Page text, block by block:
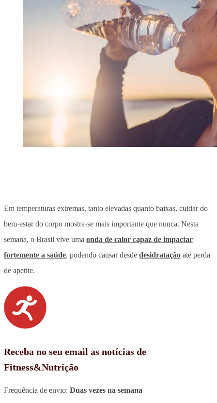
Em temperaturas extremas, tanto elevadas quanto baixas, cuidar do
bem-estar do corpo mostra-se mais importante que nunca. Nesta
semana, o Brasil vive uma onda de calor capaz de impactar
fortemente a saúde, podendo causar desde desidratação até perda
de apetite.
Receba no seu email as notícias de
Fitness&Nutrição
Frequência de envio: Duas vezes na semana